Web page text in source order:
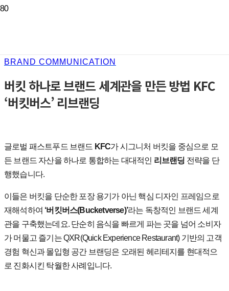
BRAND COMMUNICATION
버킷 하나로 브랜드 세계관을 만든 방법 KFC
‘버킷버스’ 리브랜딩
글로벌 패스트푸드 브랜드 KFC가시그니처 버킷을 중심으로 모
든 브랜드 자산을하나로 통합하는 대대적인 리브랜딩 전략을 단
행했습니다.
이들은 버킷을 단순한 포장 용기가 아닌 핵심 디자인 프레임으로
재해석하여 ‘버킷버스(Bucketverse)’라는 독창적인 브랜드 세계
관을 구축했는데요. 단순히 음식을 빠르게 파는 곳을 넘어 소비자
가 머물고 즐기는QXR(Quick Experience Restaurant) 기반의 고객
경험 혁신과 몰입형 공간 브랜딩은 오래된 헤리테지를 현대적으
로 진화시킨 탁월한사례입니다.